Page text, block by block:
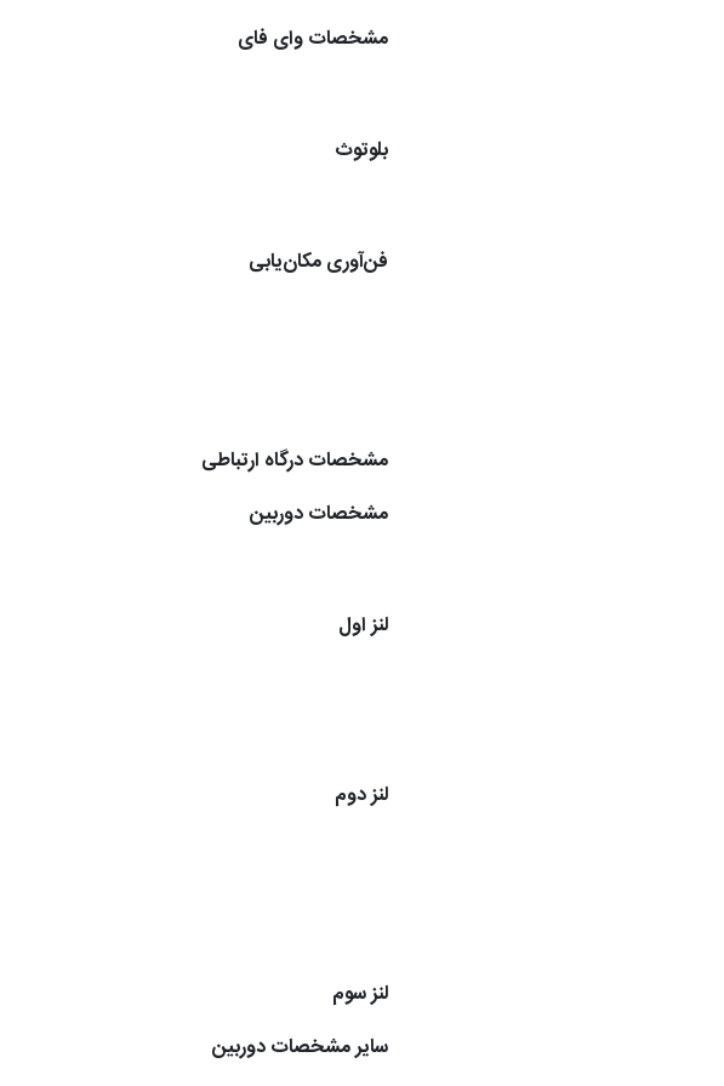
مشخصات وای فای
بلوتوث
فن‌آوری مکان‌یابی
مشخصات درگاه ارتباطی
مشخصات دوربین
لنز اول
لنز دوم
لنز سوم
سایر مشخصات دوربین